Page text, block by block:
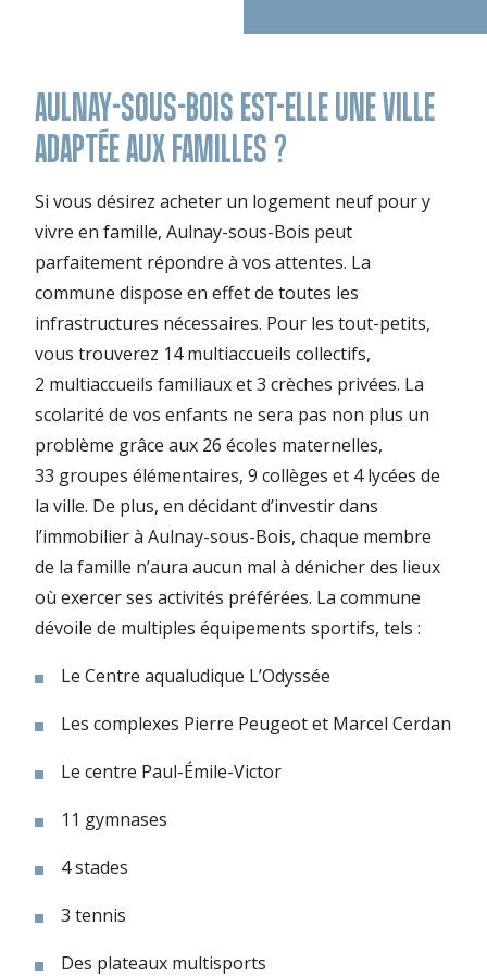
AULNAY-SOUS-BOIS EST-ELLE UNE VILLE
ADAPTÉE AUX FAMILLES ?
Si vous désirez acheter un logement neuf pour y
vivre en famille, Aulnay-sous-Bois peut
parfaitement répondre à vos attentes. La
commune dispose en effet de toutes les
infrastructures nécessaires. Pour les tout-petits,
vous trouverez 14 multiaccueils collectifs,
2 multiaccueils familiaux et 3 crèches privées. La
scolarité de vos enfants ne sera pas non plus un
problème grâce aux 26 écoles maternelles,
33 groupes élémentaires, 9 collèges et 4 lycées de
la ville. De plus, en décidant d’investir dans
l’immobilier à Aulnay-sous-Bois, chaque membre
de la famille n’aura aucun mal à dénicher des lieux
où exercer ses activités préférées. La commune
dévoile de multiples équipements sportifs, tels :
Le Centre aqualudique L’Odyssée
Les complexes Pierre Peugeot et Marcel Cerdan
Le centre Paul-Émile-Victor
11 gymnases
4 stades
3 tennis
Des plateaux multisports